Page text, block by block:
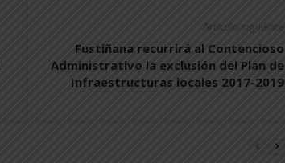
Artículo siguiente
Fustiñana recurrirá al Contencioso
Administrativo la exclusión del Plan de
Infraestructuras locales 2017-2019